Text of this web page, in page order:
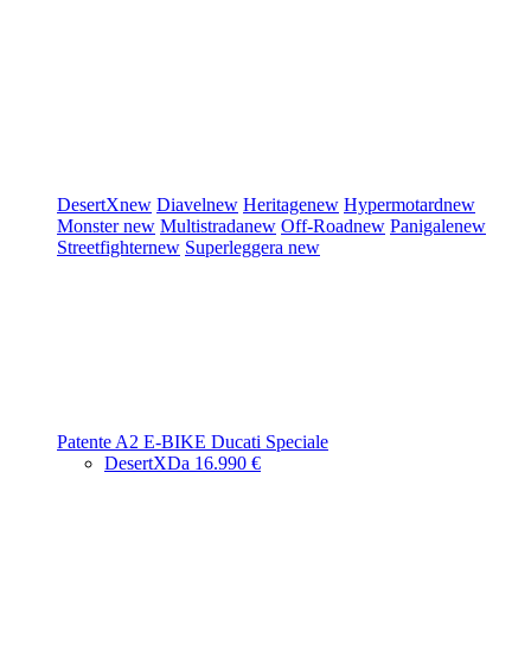
DesertXnew Diavelnew Heritagenew Hypermotardnew
Monsternew Multistradanew Off-Roadnew Panigalenew
Streetfighternew Superleggera new
Patente A2 E-BIKE Ducati Speciale
DesertXDa 16.990 €